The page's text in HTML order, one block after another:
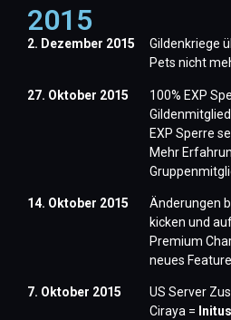
2015
2. Dezember 2015
Gildenkriege
Pets nicht
27. Oktober 2015
100% EXP
EXP Sperre
Mehr
14. Oktober 2015
Änderungen
kicken und
Premium
neues Feature
7. Oktober 2015
US Server
Ciraya = Initus